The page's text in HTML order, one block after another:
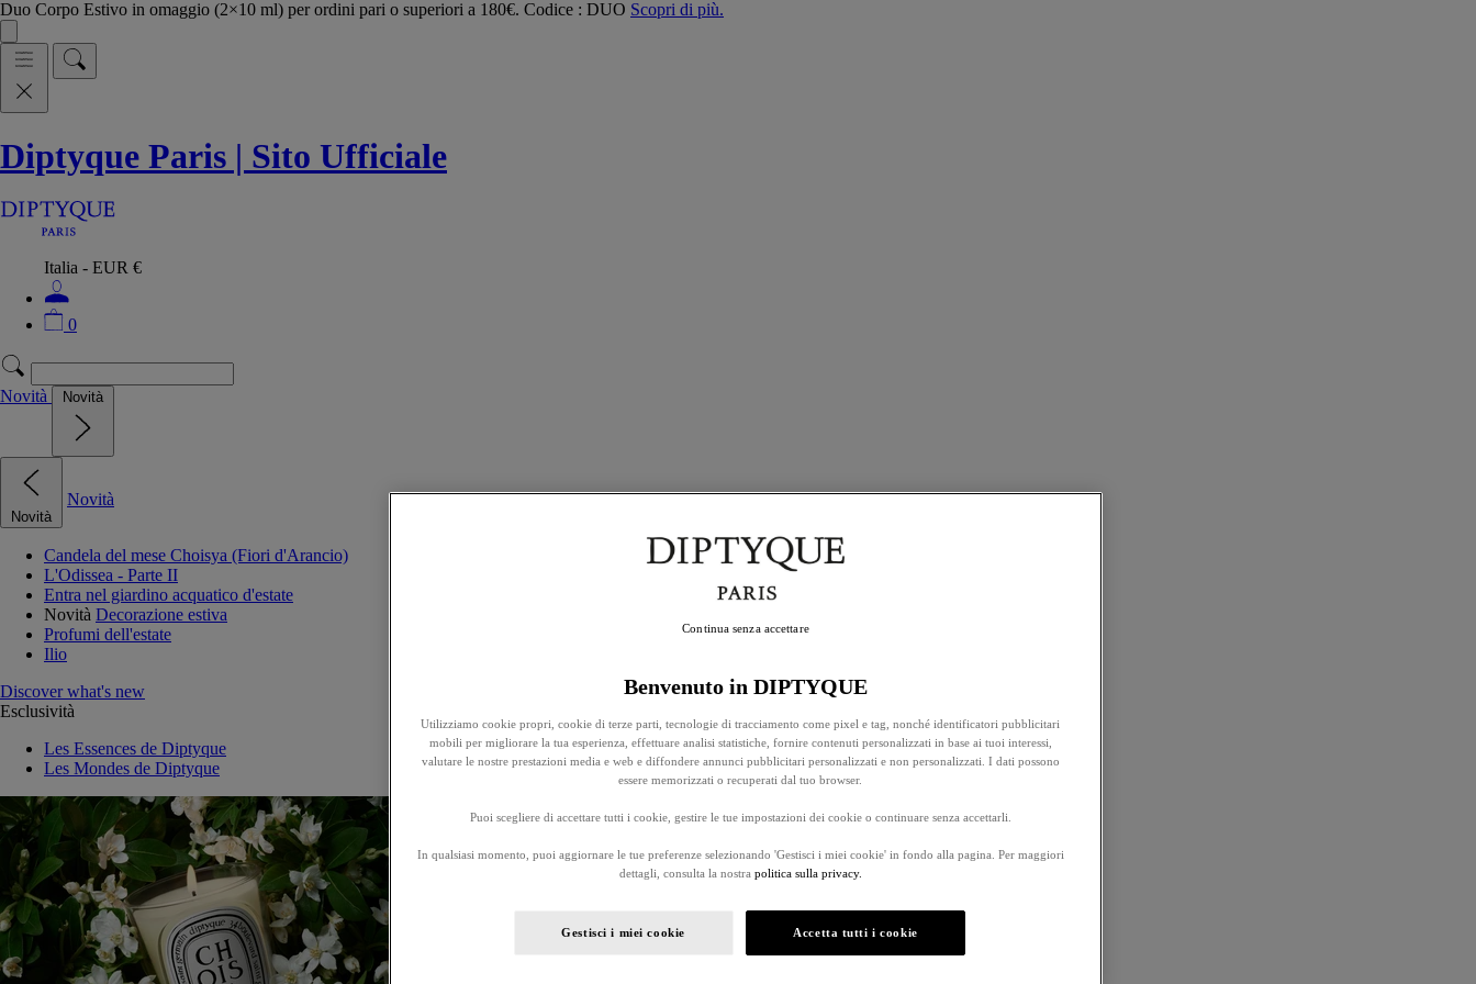
Duo Corpo Estivo in omaggio (2×10 ml) per ordini pari o superiori a 180€. Codice : DUO Scopri di più.
Diptyque Paris | Sito Ufficiale
Italia - EUR €
0
Novità Novità
Novità
Novità
Candela del mese Choisya (Fiori d'Arancio)
L'Odissea - Parte II
Entra nel giardino acquatico d'estate
Novità Decorazione estiva
Profumi dell'estate
Ilio
Discover what's new
Esclusività
Les Essences de Diptyque
Les Mondes de Diptyque
Benvenuto in DIPTYQUE
Utilizziamo cookie propri, cookie di terze parti, tecnologie di tracciamento come pixel e tag, nonché identificatori pubblicitari
mobili per migliorare la tua esperienza, effettuare analisi statistiche, fornire contenuti personalizzati in base ai tuoi interessi,
valutare le nostre prestazioni media e web e diffondere annunci pubblicitari personalizzati e non personalizzati. I dati possono
essere memorizzati o recuperati dal tuo browser.
Puoi scegliere di accettare tutti i cookie, gestire le tue impostazioni dei cookie o continuare senza accettarli.
In qualsiasi momento, puoi aggiornare le tue preferenze selezionando 'Gestisci i miei cookie' in fondo alla pagina. Per maggiori
dettagli, consulta la nostra politica sulla privacy.
Gestisci i miei cookie Accetta tutti i cookie
Continua senza accettare